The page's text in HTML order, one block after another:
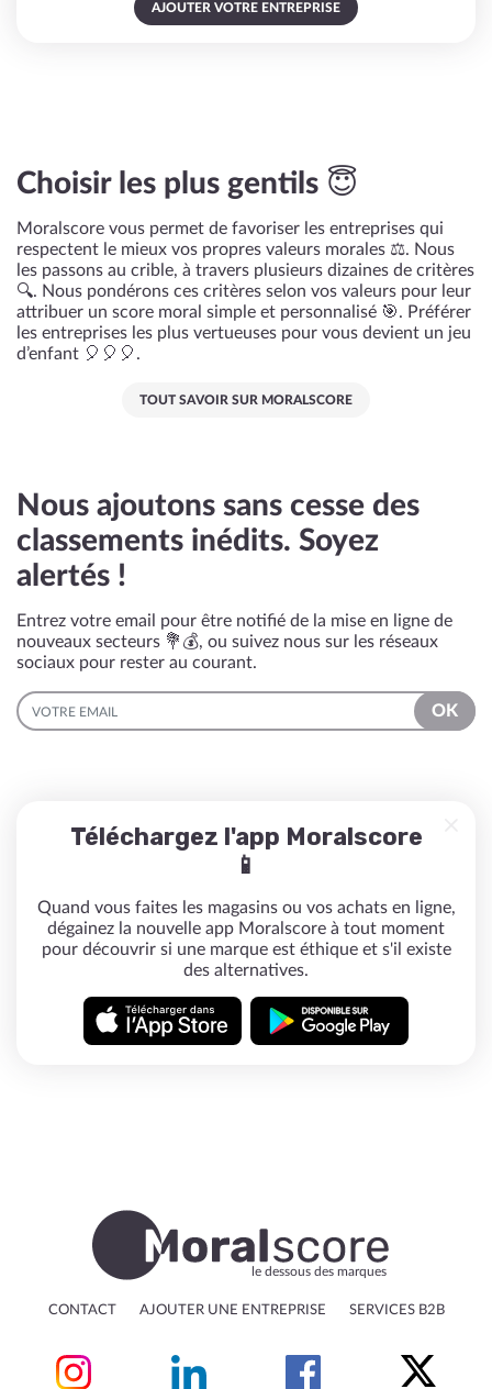
AJOUTER VOTRE ENTREPRISE
Choisir les plus gentils 😇
Moralscore vous permet de favoriser les entreprises qui
respectent le mieux vos propres valeurs morales ⚖️. Nous
les passons au crible, à travers plusieurs dizaines de critères
🔍. Nous pondérons ces critères selon vos valeurs pour leur
attribuer un score moral simple et personnalisé 🎯. Préférer
les entreprises les plus vertueuses pour vous devient un jeu
d’enfant 🎈🎈🎈.
TOUT SAVOIR SUR MORALSCORE
Nous ajoutons sans cesse des
classements inédits. Soyez
alertés !
Entrez votre email pour être notifié de la mise en ligne de
nouveaux secteurs 💐💰, ou suivez nous sur les réseaux
sociaux pour rester au courant.
EMAIL
OK
Téléchargez l'app Moralscore
📱
Quand vous faites les magasins ou vos achats en ligne,
dégainez la nouvelle app Moralscore à tout moment
pour découvrir si une marque est éthique et s'il existe
des alternatives.
le dessous des marques
CONTACT AJOUTER UNE ENTREPRISE SERVICES B2B